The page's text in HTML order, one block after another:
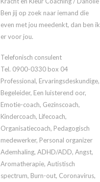
Ben jij op zoek naar iemand die
even met jou meedenkt, dan ben ik
er voor jou.
Telefonisch consulent
Tel. 0900-0330 box 04
Professional, Ervaringsdeskundige,
Begeleider, Een luisterend oor,
Emotie-coach, Gezinscoach,
Kindercoach, Lifecoach,
Organisatiecoach, Pedagogisch
medewerker, Personal organizer
Ademhaling, ADHD/ADD, Angst,
Aromatherapie, Autistisch
spectrum, Burn-out, Coronavirus,